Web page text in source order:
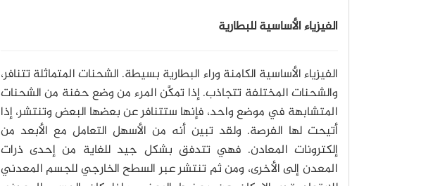
الفيزياء الأساسية للبطارية
الفيزياء الأساسية الكامنة وراء البطارية بسيطة. الشحنات المتماثلة تتنافر،
والشحنات المختلفة تتجاذب. إذا تمكَّن المرء من وضع حفنة من الشحنات
المتشابهة في موضع واحد، فإنها ستتنافر عن بعضها البعض وتنتشر، إذا
أتيحت لها الفرصة. ولقد تبين أنه من الأسهل التعامل مع الأبعد من
إلكترونات المعادن. فهي تتدفق بشكل جيد للغاية من إحدى ذرات
المعدن إلى الأخرى، ومن ثم تنتشر عبر السطح الخارجي للجسم المعدني